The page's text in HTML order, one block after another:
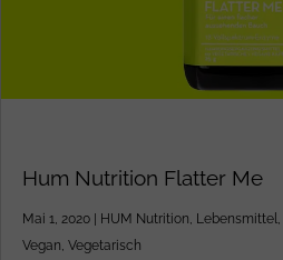
Hum Nutrition Flatter Me
Mai 1, 2020 HUM Nutrition, Lebensmittel,
Vegan, Vegetarisch